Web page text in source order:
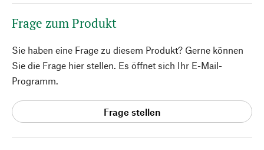
Frage zum Produkt
Sie haben eine Frage zu diesem Produkt? Gerne können
Sie die Frage hier stellen. Es öffnet sich Ihr E-Mail-
Programm.
Frage stellen